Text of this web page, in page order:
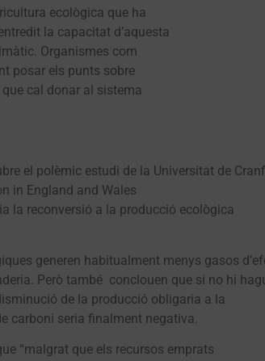
ecològica que ha
la capacitat d’aquesta
Organismes com
posar els punts sobre
cal donar al sistema
el polèmic estudi de la Universitat de
in England and Wales
la reconversió a la producció ecològica
generen habitualment menys gasos
Però també conclouen que si no hi
de la producció obligaria a la
carboni seria finalment negativa.
“malgrat que els recursos emprats